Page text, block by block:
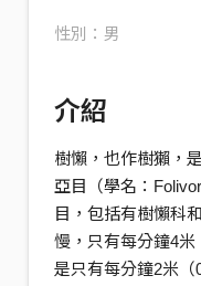
性別：男
介紹
樹懶，也作樹獺，
亞目（學名：
目，包括有樹懶科
慢，只有每分鐘4
是只有每分鐘2米